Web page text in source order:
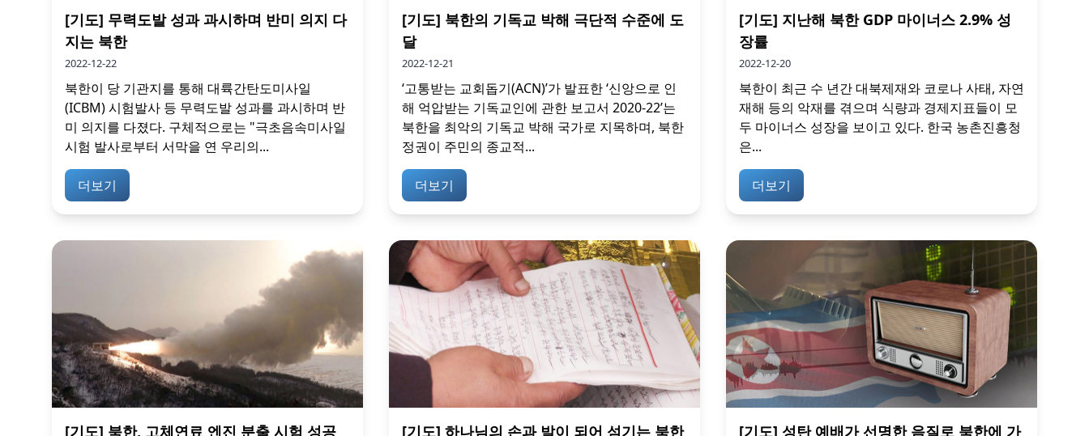
[기도] 무력도발 성과 과시하며 반미 의지 다
지는 북한
2022-12-22
북한이 당 기관지를 통해 대륙간탄도미사일
(ICBM) 시험발사 등 무력도발 성과를 과시하며 반
미 의지를 다졌다. 구체적으로는 "극초음속미사일
시험 발사로부터 서막을 연 우리의...
더보기
[기도] 북한의 기독교 박해 극단적 수준에 도
달
2022-12-21
‘고통받는 교회돕기(ACN)’가 발표한 ‘신앙으로 인
해 억압받는 기독교인에 관한 보고서 2020-22’는
북한을 최악의 기독교 박해 국가로 지목하며, 북한
정권이 주민의 종교적...
더보기
[기도] 지난해 북한 GDP 마이너스 2.9% 성
장률
2022-12-20
북한이 최근 수 년간 대북제재와 코로나 사태, 자연
재해 등의 악재를 겪으며 식량과 경제지표들이 모
두 마이너스 성장을 보이고 있다. 한국 농촌진흥청
은...
더보기
[기도] 북한, 고체연료 엔진 분출 시험 성공 [기도] 하나님의 손과 발이 되어 섬기는 북한 [기도] 성탄 예배가 선명한 음질로 북한에 가